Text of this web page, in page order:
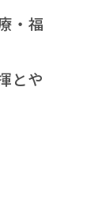
・福
とや